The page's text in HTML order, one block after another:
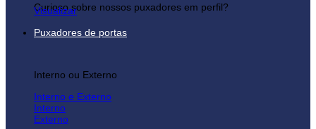
Curioso sobre nossos puxadores em perfil?
Visualizar
Puxadores de portas
Interno ou Externo
Interno e Externo
Interno
Externo